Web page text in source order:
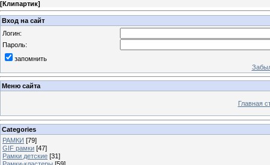
[Клипартик]
Вход на сайт
Логин:
Пароль:
запомнить
Меню сайта
Главная
Categories
РАМКИ [79]
GIF рамки [47]
Рамки детские [31]